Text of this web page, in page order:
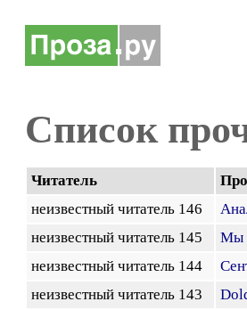
Список
Читатель
неизвестный читатель 146
неизвестный читатель 145
Мы
неизвестный читатель 144
неизвестный читатель 143